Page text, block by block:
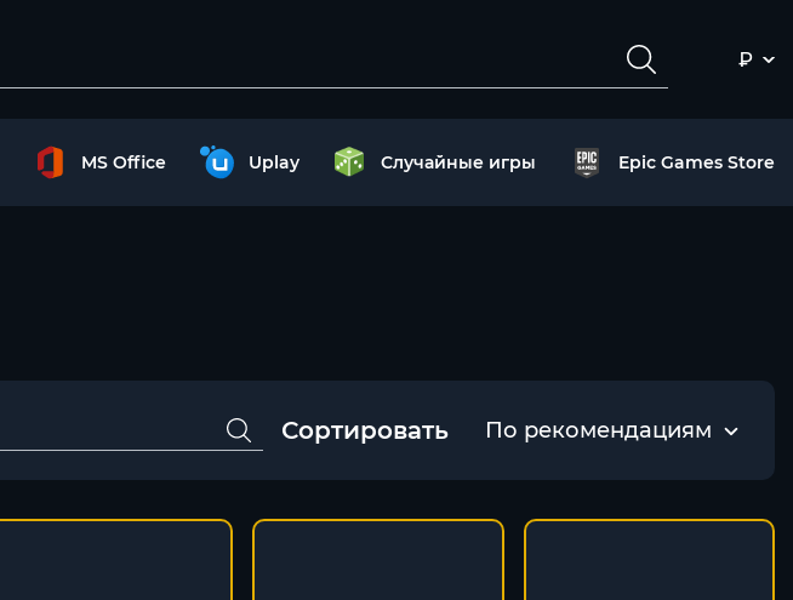
₽
MS Office Uplay Случайные игры Epic Games Store
Сортировать По рекомендациям